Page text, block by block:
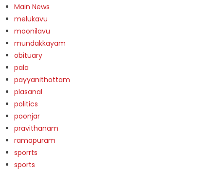
Main News
melukavu
moonilavu
mundakkayam
obituary
pala
payyanithottam
plasanal
politics
poonjar
pravithanam
ramapuram
sporrts
sports